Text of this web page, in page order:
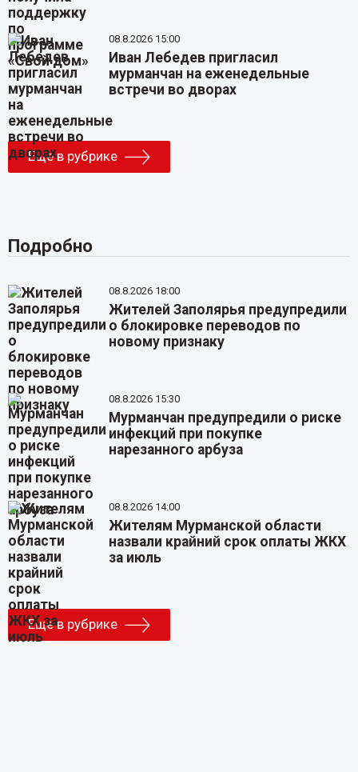
08.8.2026 15:00
Иван Лебедев пригласил
мурманчан на еженедельные
встречи во дворах
Еще в рубрике
Подробно
08.8.2026 18:00
Жителей Заполярья предупредили
о блокировке переводов по
новому признаку
08.8.2026 15:30
Мурманчан предупредили о риске
инфекций при покупке
нарезанного арбуза
08.8.2026 14:00
Жителям Мурманской области
назвали крайний срок оплаты ЖКХ
за июль
Еще в рубрике